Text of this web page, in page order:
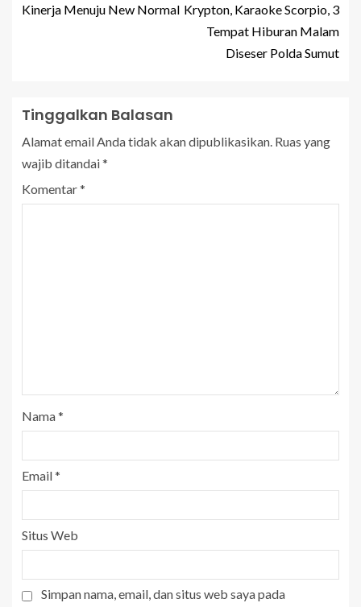
Kinerja Menuju New Normal Krypton, Karaoke Scorpio, 3
Tempat Hiburan Malam
Diseser Polda Sumut
Tinggalkan Balasan
Alamat email Anda tidak akan dipublikasikan. Ruas yang
wajib ditandai*
Komentar*
Nama*
Email*
Situs Web
Simpan nama, email, dan situs web saya pada